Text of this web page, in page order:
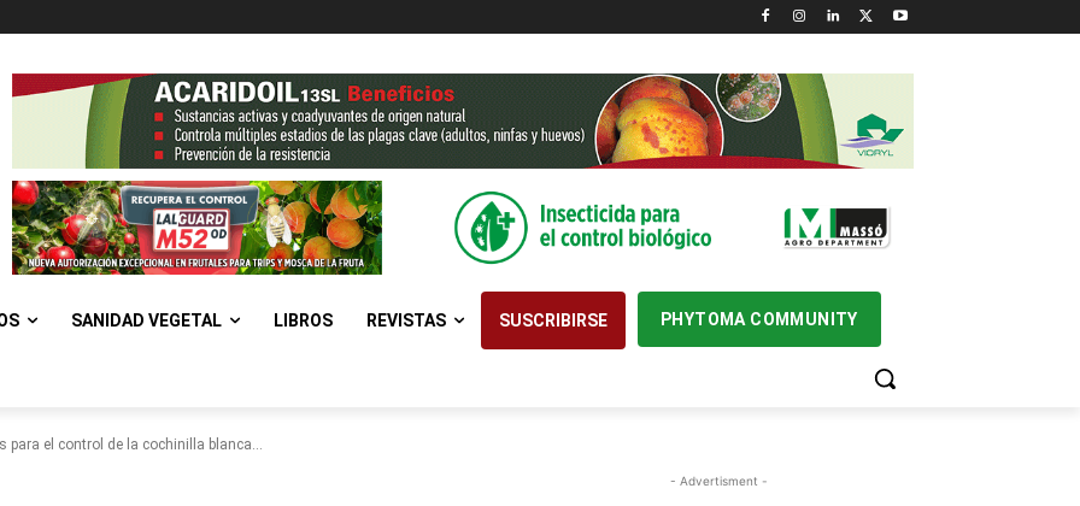
SANIDAD VEGETAL LIBROS REVISTAS SUSCRIBIRSE PHYTOMA COMMUNITY
para el control de la cochinilla blanca...
- Advertisment -